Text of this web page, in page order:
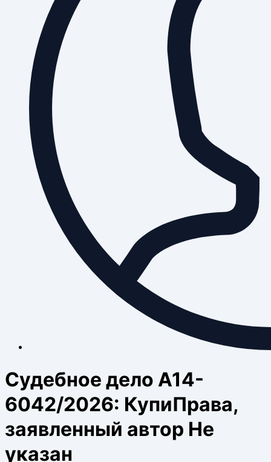
Судебное дело А14-
6042/2026: КупиПрава,
заявленный автор Не
указан